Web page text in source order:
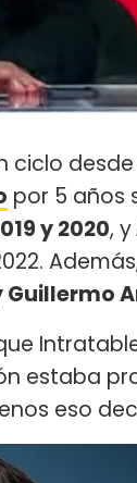
desde
por 5 años
y 2020, y
Guillermo
estaba
eso